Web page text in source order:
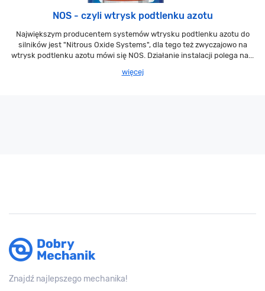
NOS - czyli wtrysk podtlenku azotu
Największym producentem systemów wtrysku podtlenku azotu do
silników jest "Nitrous Oxide Systems", dla tego też zwyczajowo na
wtrysk podtlenku azotu mówi się NOS. Działanie instalacji polega na...
więcej
Znajdź najlepszego mechanika!